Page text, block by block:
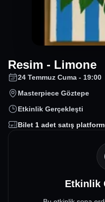
Resim - Limone
24 Temmuz Cuma - 19:00
Masterpiece Göztepe
Etkinlik Gerçekleşti
Bilet 1 adet satış
Etkinlik